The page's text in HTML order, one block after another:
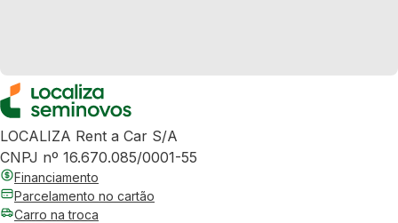
LOCALIZA Rent a Car S/A
CNPJ nº 16.670.085/0001-55
Financiamento
Parcelamento no cartão
Carro na troca